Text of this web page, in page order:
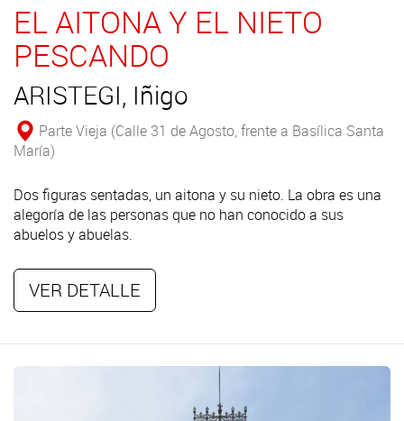
EL AITONA Y EL NIETO
PESCANDO
ARISTEGI, Iñigo
Parte Vieja (Calle 31 de Agosto, frente a Basílica Santa
María)
Dos figuras sentadas, un aitona y su nieto. La obra es una
alegoría de las personas que no han conocido a sus
abuelos y abuelas.
VER DETALLE